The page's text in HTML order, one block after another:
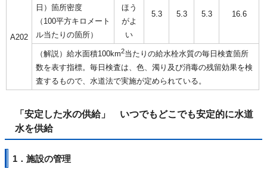
A202
日）箇所密度
（100平方キロメート
ル当たりの箇所）
ほう
がよ
い
5.3 5.3 5.3 16.6
（解説）給水面積100km2当たりの給水栓水質の毎日検査箇所
数を表す指標。毎日検査は、色、濁り及び消毒の残留効果を検
査するもので、水道法で実施が定められている。
「安定した水の供給」 いつでもどこでも安定的に水道
水を供給
1．施設の管理